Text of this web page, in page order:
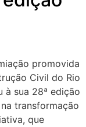
promovida
Civil do Rio
à sua 28ª edição
transformação
que